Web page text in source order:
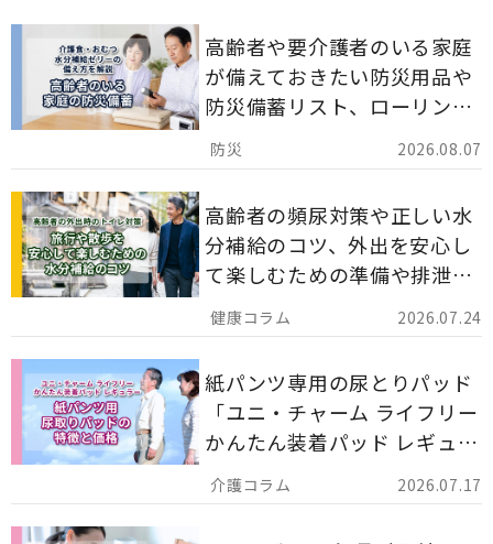
2026.08.07
高齢者や要介護者のいる家庭
が備えておきたい防災用品や
防災備蓄リスト、ローリング
ストックのポイントについて
解説します。
2026.07.24
高齢者の頻尿対策や正しい水
分補給のコツ、外出を安心し
て楽しむための準備や排泄ケ
ア用品の選び方を解説しま
す。
2026.07.17
紙パンツ専用の尿とりパッド
「ユニ・チャーム ライフリー
かんたん装着パッド レギュラ
ー 計162枚」について解説し
ます。